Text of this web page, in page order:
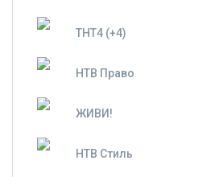
ТНТ4 (+4)
НТВ Право
ЖИВИ!
НТВ Стиль